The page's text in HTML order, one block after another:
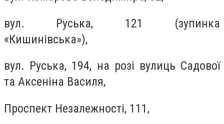
вул. Руська, 121 (зупинка
«Кишинівська»),
вул. Руська, 194, на розі вулиць Садової
та Аксеніна Василя,
Проспект Незалежності, 111,